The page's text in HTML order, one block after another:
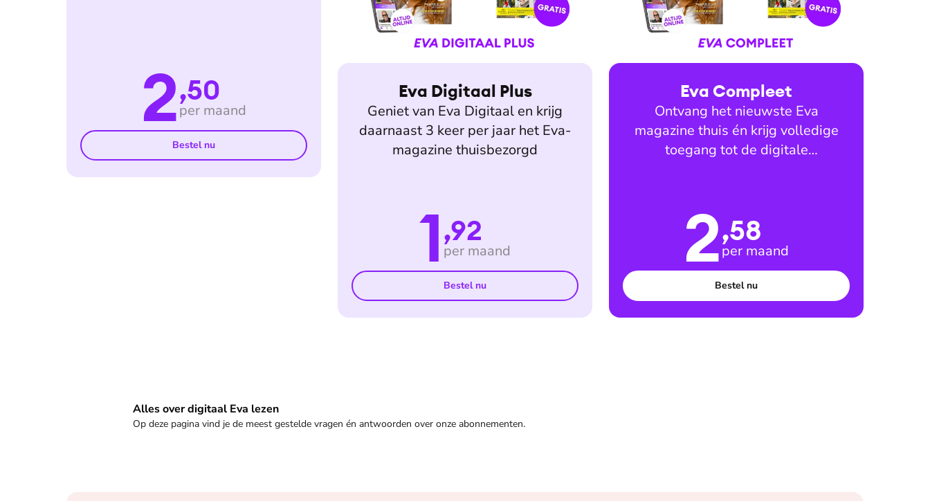
2,50
per maand
Bestel nu
Eva Digitaal Plus
Geniet van Eva Digitaal en krijg
daarnaast 3 keer per jaar het Eva-
magazine thuisbezorgd
1,92
per maand
Bestel nu
Eva Compleet
Ontvang het nieuwste Eva
magazine thuis én krijg volledige
toegang tot de digitale
2,58
per maand
Bestel nu
Alles over digitaal Eva lezen
Op deze pagina vind je de meest gestelde vragen én antwoorden over onze abonnementen.
Veelgestelde vragen